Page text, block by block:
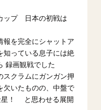
ップ 日本の初戦は
報を完全にシャットア
知っている息子には絶
録画観戦でした
スクラムにガンガン押
欠いたものの、中盤で
星！ と思わせる展開